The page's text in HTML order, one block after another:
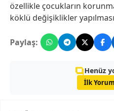
özellikle çocukların
köklü değişiklikler
Paylaş:
Henüz
İlk